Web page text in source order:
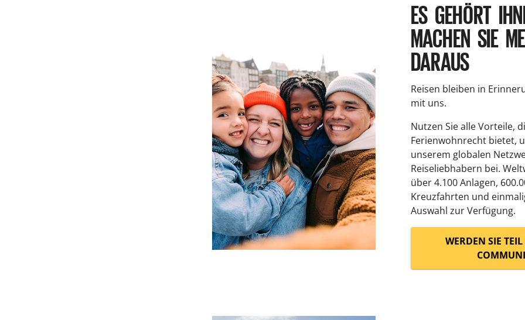
ES GEHÖRT
MACHEN SIE
DARAUS
Reisen bleiben in
mit uns.
Nutzen Sie alle Vorteile,
Ferienwohnrecht bietet,
unserem globalen
Reiseliebhabern bei.
über 4.100 Anlagen,
Kreuzfahrten und
Auswahl zur Verfügung.
WERDEN SIE